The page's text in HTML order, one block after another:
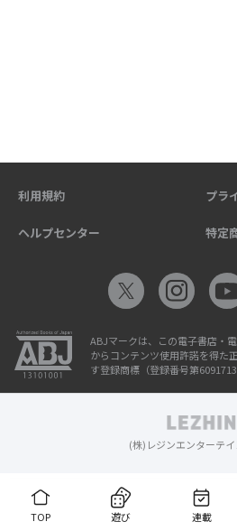
TOP 遊び 連載
利用規約 プラ
ヘルプセンター 特定
ABJマークは、この電子書店・
からコンテンツ使用許諾を得た
す登録商標（登録番号第6091713
(株)レジンエンターテ